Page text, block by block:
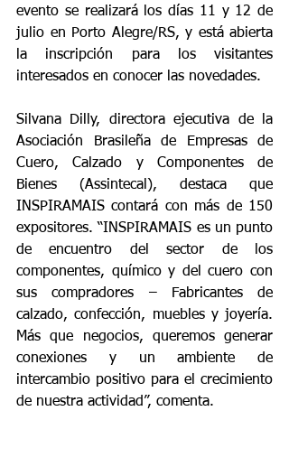
evento se realizará los días 11 y 12 de
julio en Porto Alegre/RS, y está abierta
la inscripción para los visitantes
interesados ​​en conocer las novedades.
Silvana Dilly, directora ejecutiva de la
Asociación Brasileña de Empresas de
Cuero, Calzado y Componentes de
Bienes (Assintecal), destaca que
INSPIRAMAIS contará con más de 150
expositores. “INSPIRAMAIS es un punto
de encuentro del sector de los
componentes, químico y del cuero con
sus compradores – Fabricantes de
calzado, confección, muebles y joyería.
Más que negocios, queremos generar
conexiones y un ambiente de
intercambio positivo para el crecimiento
de nuestra actividad”, comenta.